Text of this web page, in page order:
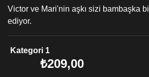
Victor ve Mari'nin aşkı sizi bambaşka
ediyor.
Kategori 1
₺209,00